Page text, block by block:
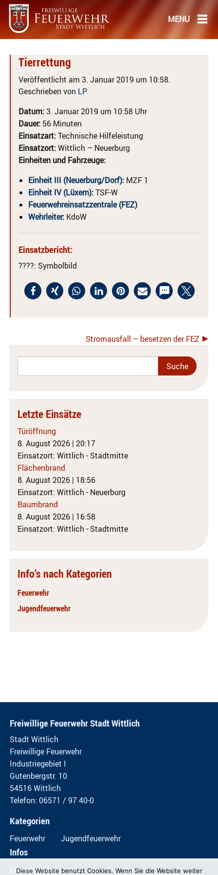
Tierrettung
Veröffentlicht am 3. Januar 2019 um 10:58.
Geschrieben von LP
Datum:3. Januar 2019 um 10:58 Uhr
Dauer: 56 Minuten
Einsatzart:Technische Hilfeleistung
Einsatzort:Wittlich – Neuerburg
Einheiten und Fahrzeuge:
Einheit III (Neuerburg/Dorf): MZF 1
Einheit IV (Lüxem):TSF-W
Feuerwehreinsatzzentrale (FEZ)
Wehrleiter: KdoW
Einsatzbericht:
????: Symbolbild
Stromausfall – besetzen der FEZ
Letzte Einsätze
Türöffnung
8. August 2026 | 20:17
Einsatzort: Wittlich - Stadtmitte
Flächenbrand
8. August 2026 | 18:56
Einsatzort: Wittlich - Neuerburg
Baumbrand
8. August 2026 | 16:58
Einsatzort: Wittlich - Stadtmitte
Info’s nach Kategorien
Feuerwehr
Jugendfeuerwehr
Freiwillige Feuerwehr Stadt Wittlich
Stadt Wittlich
Freiwillige Feuerwehr
Industriegebiet I
Gutenbergstr. 10
54516 Wittlich
Telefon: 06571 / 97 40-0
Kategorien
Feuerwehr Jugendfeuerwehr
Infos
Übungspläne
Diese Website benutzt Cookies. Wenn Sie die Website weiter